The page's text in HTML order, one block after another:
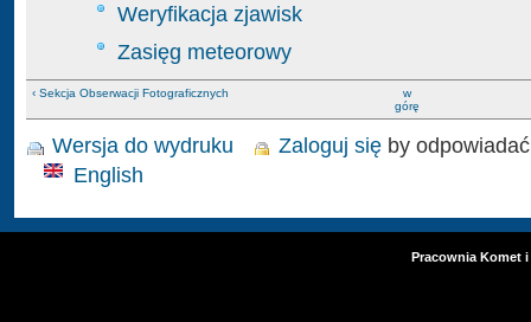
Weryfikacja zjawisk
Zasięg meteorowy
‹ Sekcja Obserwacji Fotograficznych
w
górę
Wersja do wydruku Zaloguj się by odpowiadać
English
Pracownia Komet